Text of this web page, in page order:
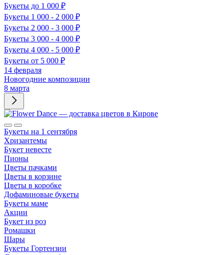
Букеты до 1 000 ₽
Букеты 1 000 - 2 000 ₽
Букеты 2 000 - 3 000 ₽
Букеты 3 000 - 4 000 ₽
Букеты 4 000 - 5 000 ₽
Букеты от 5 000 ₽
14 февраля
Новогодние композиции
8 марта
Букеты на 1 сентября
Хризантемы
Букет невесте
Пионы
Цветы пачками
Цветы в корзине
Цветы в коробке
Дофаминовые букеты
Букеты маме
Акции
Букет из роз
Ромашки
Шары
Букеты Гортензии